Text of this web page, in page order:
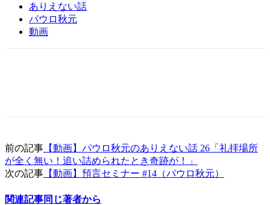
ありえない話
パウロ秋元
動画
前の記事 【動画】パウロ秋元のありえない話 26「礼拝場所
が全く無い！追い詰められたとき奇跡が！」
次の記事 【動画】預言セミナー #14（パウロ秋元）
関連記事同じ著者から